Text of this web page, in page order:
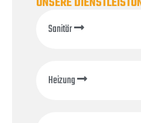
Sanitär
Heizung